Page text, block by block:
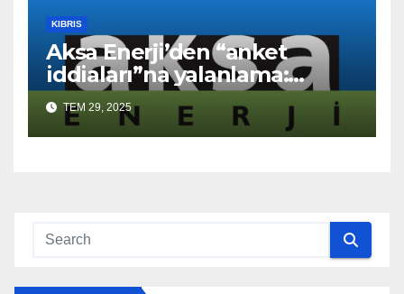
KIBRIS
Aksa Enerji’den “anket
iddiaları”na yalanlama:
“Asılsız ve mesnetsiz
haberler”
TEM 29, 2025